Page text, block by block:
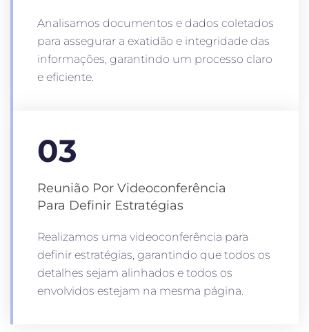
Analisamos documentos e dados coletados
para assegurar a exatidão e integridade das
informações, garantindo um processo claro
e eficiente.
03
Reunião Por Videoconferência
Para Definir Estratégias
Realizamos uma videoconferência para
definir estratégias, garantindo que todos os
detalhes sejam alinhados e todos os
envolvidos estejam na mesma página.